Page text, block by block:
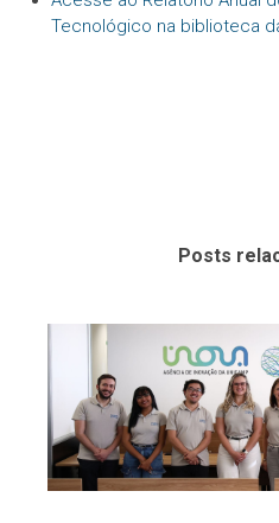
Tecnológico na biblioteca
Posts